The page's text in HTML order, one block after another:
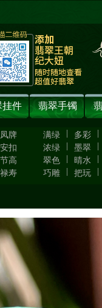
挂件 翡翠手镯
牌
扣
高
寿
满绿 多彩
浓绿
墨翠
翠色
晴水
巧雕
把玩